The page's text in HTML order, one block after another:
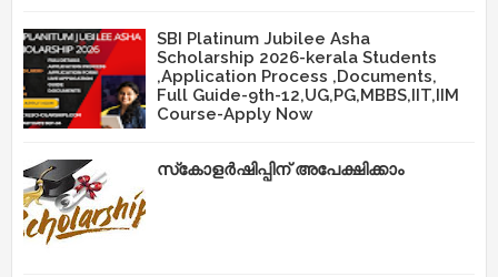
SBI Platinum Jubilee Asha
Scholarship 2026-kerala Students
,Application Process ,Documents,
Full Guide-9th-12,UG,PG,MBBS,IIT,IIM
Course-Apply Now
സ്‌കോളർഷിപ്പിന് അപേക്ഷിക്കാം